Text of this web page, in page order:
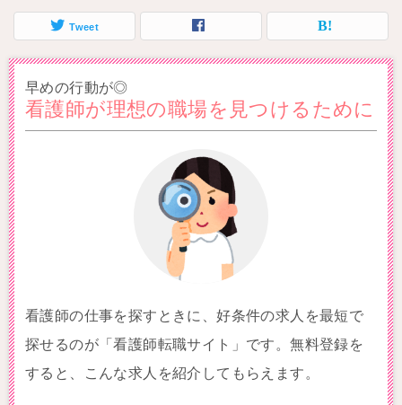
Tweet
早めの行動が◎
看護師が理想の職場を見つけるために
看護師の仕事を探すときに、好条件の求人を最短で
探せるのが「看護師転職サイト」です。無料登録を
すると、こんな求人を紹介してもらえます。